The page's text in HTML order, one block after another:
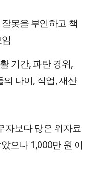
못을 부인하고 책
기간, 파탄 경위,
나이, 직업, 재산
자보다 많은 위자료
으나 1,000만 원 이